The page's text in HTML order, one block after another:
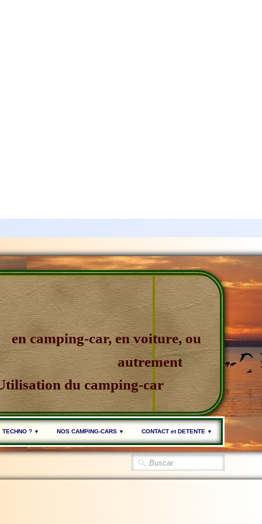
en camping-car, en voiture, ou
autrement
du camping-car
TECHNO ? ▼ NOS CAMPING-CARS ▼ CONTACT et DETENTE ▼